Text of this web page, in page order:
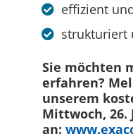
effizient
strukturiert
Sie möchten
erfahren?
unserem
Mittwoch, 26.
an: